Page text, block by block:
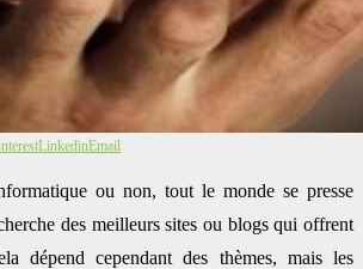
LinkedinEmail
ou non, tout le monde se presse
des meilleurs sites ou blogs qui offrent
dépend cependant des thèmes, mais les